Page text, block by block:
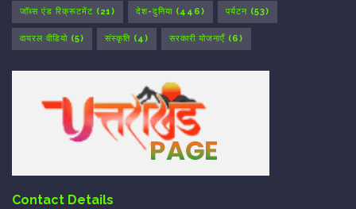
जॉब्स एंड रिक्रूटमेंट (21) देश-दुनिया (446) पर्यटन (53)
वायरल वीडियो (5) संस्कृति (4) सरकारी योजनाएँ (6)
Contact Details